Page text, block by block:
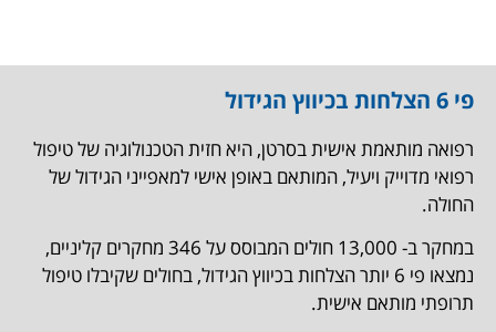
פי 6 הצלחות בכיווץ הגידול
רפואה מותאמת אישית בסרטן, היא חזית הטכנולוגיה של טיפול
רפואי מדוייק ויעיל, המותאם באופן אישי למאפייני הגידול של
החולה.
במחקר ב- 13,000 חולים המבוסס על 346 מחקרים קליניים,
נמצאו פי 6 יותר הצלחות בכיווץ הגידול, בחולים שקיבלו טיפול
תרופתי מותאם אישית.